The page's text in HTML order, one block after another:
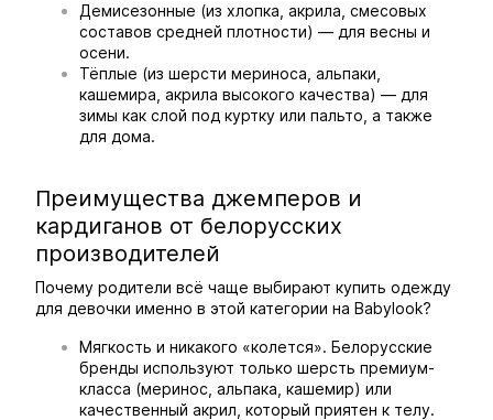
Демисезонные (из хлопка, акрила, смесовых
составов средней плотности) — для весны и
осени.
Тёплые (из шерсти мериноса, альпаки,
кашемира, акрила высокого качества) — для
зимы как слой под куртку или пальто, а также
для дома.
Преимущества джемперов и
кардиганов от белорусских
производителей
Почему родители всё чаще выбирают купить одежду
для девочки именно в этой категории на Babylook?
Мягкость и никакого «колется». Белорусские
бренды используют только шерсть премиум-
класса (меринос, альпака, кашемир) или
качественный акрил, который приятен к телу.